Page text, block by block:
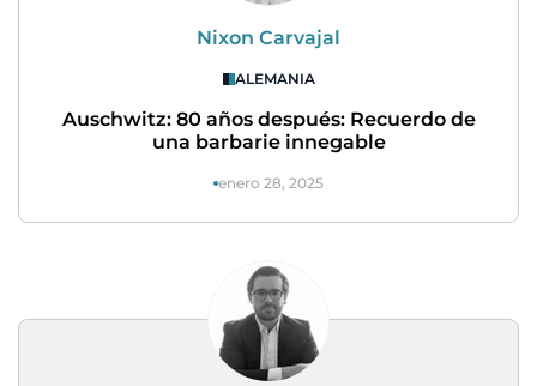
Nixon Carvajal
ALEMANIA
Auschwitz: 80 años después: Recuerdo de
una barbarie innegable
enero 28, 2025